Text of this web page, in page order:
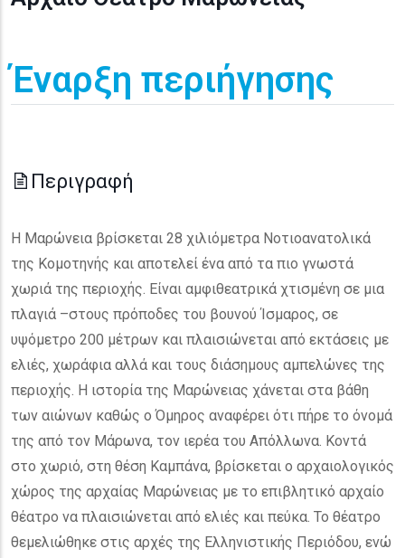
Έναρξη περιήγησης
Περιγραφή
Η Μαρώνεια βρίσκεται 28 χιλιόμετρα Νοτιοανατολικά
της Κομοτηνής και αποτελεί ένα από τα πιο γνωστά
χωριά της περιοχής. Είναι αμφιθεατρικά χτισμένη σε μια
πλαγιά –στους πρόποδες του βουνού Ίσμαρος, σε
υψόμετρο 200 μέτρων και πλαισιώνεται από εκτάσεις με
ελιές, χωράφια αλλά και τους διάσημους αμπελώνες της
περιοχής. Η ιστορία της Μαρώνειας χάνεται στα βάθη
των αιώνων καθώς ο Όμηρος αναφέρει ότι πήρε το όνομά
της από τον Μάρωνα, τον ιερέα του Απόλλωνα. Κοντά
στο χωριό, στη θέση Καμπάνα, βρίσκεται ο αρχαιολογικός
χώρος της αρχαίας Μαρώνειας με το επιβλητικό αρχαίο
θέατρο να πλαισιώνεται από ελιές και πεύκα. Το θέατρο
θεμελιώθηκε στις αρχές της Ελληνιστικής Περιόδου, ενώ